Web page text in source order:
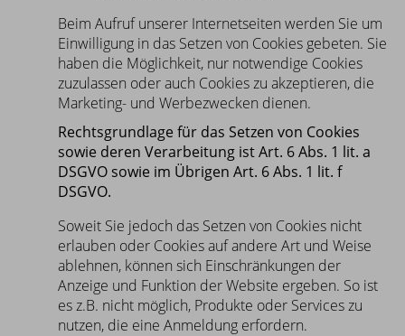
Beim Aufruf unserer Internetseiten werden Sie um
Einwilligung in das Setzen von Cookies gebeten. Sie
haben die Möglichkeit, nur notwendige Cookies
zuzulassen oder auch Cookies zu akzeptieren, die
Marketing- und Werbezwecken dienen.
Rechtsgrundlage für das Setzen von Cookies
sowie deren Verarbeitung ist Art. 6 Abs. 1 lit. a
DSGVO sowie im Übrigen Art. 6 Abs. 1 lit. f
DSGVO.
Soweit Sie jedoch das Setzen von Cookies nicht
erlauben oder Cookies auf andere Art und Weise
ablehnen, können sich Einschränkungen der
Anzeige und Funktion der Website ergeben. So ist
es z.B. nicht möglich, Produkte oder Services zu
nutzen, die eine Anmeldung erfordern.